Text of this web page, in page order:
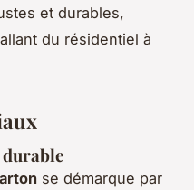
et durables,
du résidentiel à
se démarque par